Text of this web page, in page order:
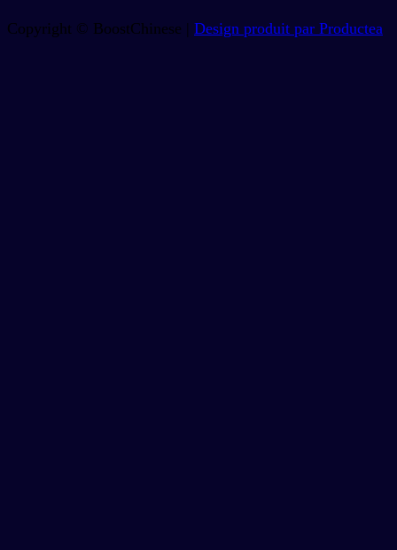
Copyright © BoostChinese | Design produit par Productea